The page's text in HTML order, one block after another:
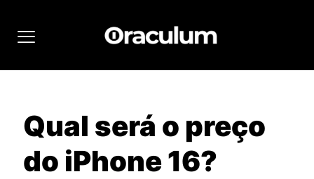
Qual será o preço
do iPhone 16?